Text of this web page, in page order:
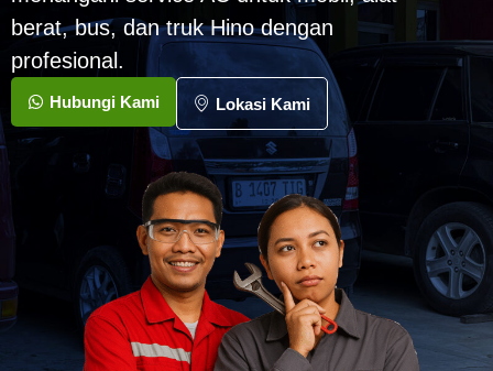
berat, bus, dan truk Hino dengan
profesional.
Hubungi Kami Lokasi Kami